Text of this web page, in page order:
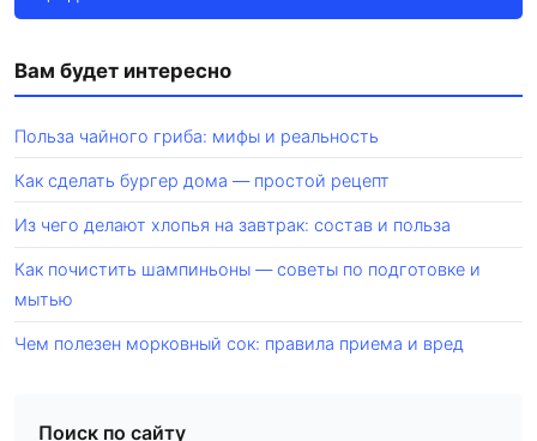
Вам будет интересно
Польза чайного гриба: мифы и реальность
Как сделать бургер дома — простой рецепт
Из чего делают хлопья на завтрак: состав и польза
Как почистить шампиньоны — советы по подготовке и
мытью
Чем полезен морковный сок: правила приема и вред
Поиск по сайту